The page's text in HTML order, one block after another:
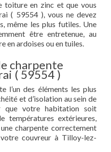
toiture en zinc et que vous
( 59554 ), vous ne devez
même les plus futiles. Une
être entretenue, au
en ardoises ou en tuiles.
charpente
( 59554 )
l’un des éléments les plus
et d’isolation au sein de
que votre habitation soit
températures extérieures,
charpente correctement
couvreur à Tilloy-lez-